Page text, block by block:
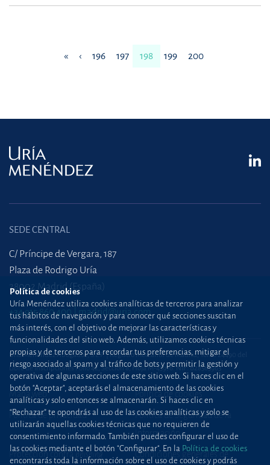
« ‹ 196 197 198 199 200
SEDE CENTRAL
C/ Príncipe de Vergara, 187
Plaza de Rodrigo Uría
28002 Madrid (España)
+34 915 860 400 madrid@uria.com
Uría Menéndez Abogados, S.L.P. | Registro Mercantil de Madrid, Tomo 24490 del
Libro de Inscripciones Folio 42, Sección 8, Hoja M-43976. NIF: B28563963
Mapa web Política de cookies
Política de privacidad
Política de Seguridad de la
Información
Protección contraphishing Condiciones generales de
Política de cookies
Uría Menéndez utiliza cookies analíticas de terceros para analizar
tus hábitos de navegación y para conocer qué secciones suscitan
más interés, con el objetivo de mejorar las características y
funcionalidades del sitio web. Además, utilizamos cookies técnicas
propias y de terceros para recordar tus preferencias, mitigar el
riesgo asociado al spam y al tráfico de bots y permitir la gestión y
operativa de algunas secciones de este sitio web. Si haces clic en el
botón "Aceptar", aceptarás el almacenamiento de las cookies
analíticas y solo entonces se almacenarán. Si haces clic en
“Rechazar” te opondrás al uso de las cookies analíticas y solo se
utilizarán aquellas cookies técnicas que no requieren de
consentimiento informado. También puedes configurar el uso de
las cookies mediante el botón "Configurar". En la Política de cookies
encontrarás toda la información sobre el uso de cookies y podrás